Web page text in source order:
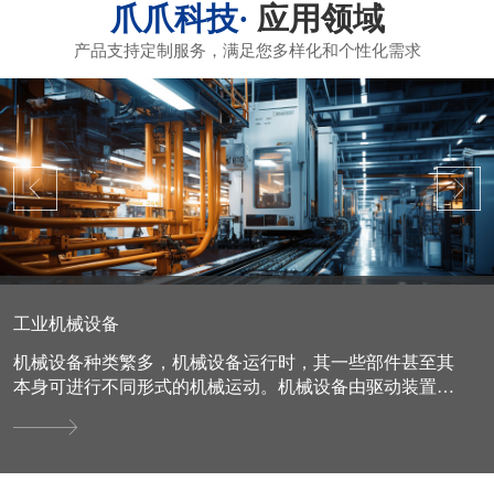
应用领域
工业机械设备
机械设备种类繁多，机械设备运行时，其一些部件甚至其
本身可进行不同形式的机械运动。机械设备由驱动装置、
润滑系统、...